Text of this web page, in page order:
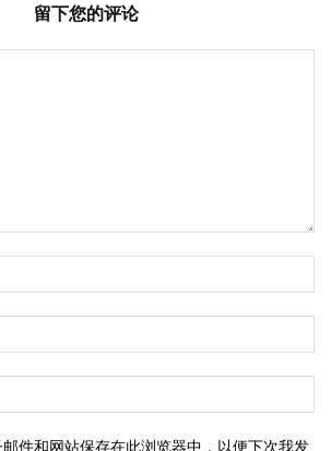
留下您的评论
件和网站保存在此浏览器中，以便下次我发